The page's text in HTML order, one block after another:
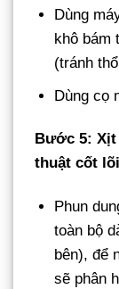
Dùng
khô bám
(tránh
Dùng cọ
Bước 5: Xịt
thuật cốt lõi
Phun
toàn bộ
bên), để
sẽ phân